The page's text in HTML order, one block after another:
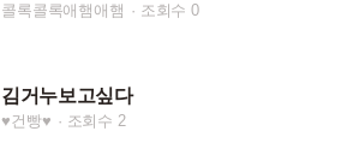
콜록콜록애햄애햄 조회수 0
김거누보고싶다
♥︎건빵♥︎ 조회수 2